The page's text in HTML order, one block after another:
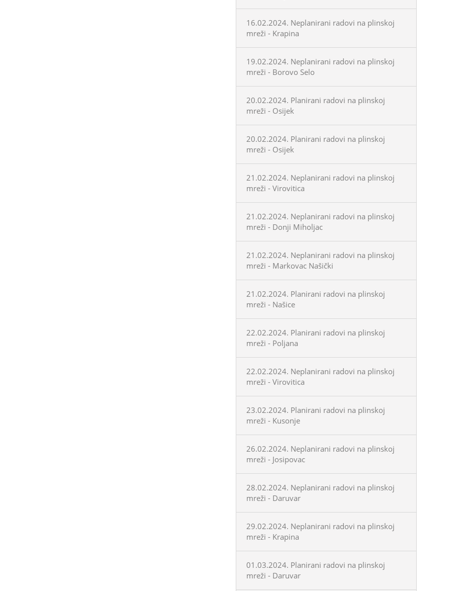
16.02.2024. Neplanirani radovi na plinskoj
mreži - Krapina
19.02.2024. Neplanirani radovi na plinskoj
mreži - Borovo Selo
20.02.2024. Planirani radovi na plinskoj
mreži - Osijek
20.02.2024. Planirani radovi na plinskoj
mreži - Osijek
21.02.2024. Neplanirani radovi na plinskoj
mreži - Virovitica
21.02.2024. Neplanirani radovi na plinskoj
mreži - Donji Miholjac
21.02.2024. Neplanirani radovi na plinskoj
mreži - Markovac Našički
21.02.2024. Planirani radovi na plinskoj
mreži - Našice
22.02.2024. Planirani radovi na plinskoj
mreži - Poljana
22.02.2024. Neplanirani radovi na plinskoj
mreži - Virovitica
23.02.2024. Planirani radovi na plinskoj
mreži - Kusonje
26.02.2024. Neplanirani radovi na plinskoj
mreži - Josipovac
28.02.2024. Neplanirani radovi na plinskoj
mreži - Daruvar
29.02.2024. Neplanirani radovi na plinskoj
mreži - Krapina
01.03.2024. Planirani radovi na plinskoj
mreži - Daruvar